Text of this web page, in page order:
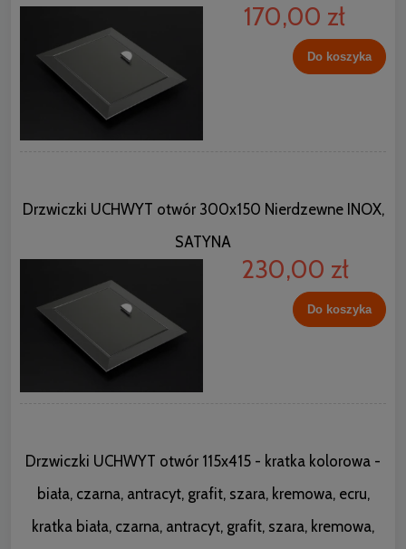
170,00 zł
Do koszyka
Drzwiczki UCHWYT otwór 300x150 Nierdzewne INOX,
SATYNA
230,00 zł
Do koszyka
Drzwiczki UCHWYT otwór 115x415 - kratka kolorowa -
biała, czarna, antracyt, grafit, szara, kremowa, ecru,
kratka biała, czarna, antracyt, grafit, szara, kremowa,